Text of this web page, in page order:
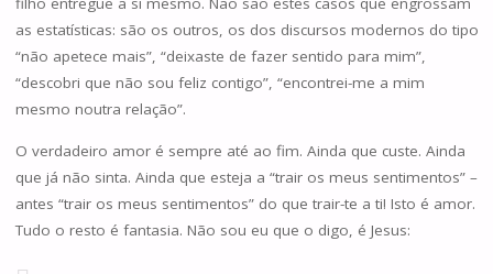
as estatísticas: são os outros, os dos discursos modernos do tipo
“não apetece mais”, “deixaste de fazer sentido para mim”,
“descobri que não sou feliz contigo”, “encontrei-me a mim
mesmo noutra relação”.
O verdadeiro amor é sempre até ao fim. Ainda que custe. Ainda
que já não sinta. Ainda que esteja a “trair os meus sentimentos” –
antes “trair os meus sentimentos” do que trair-te a ti! Isto é amor.
Tudo o resto é fantasia. Não sou eu que o digo, é Jesus: